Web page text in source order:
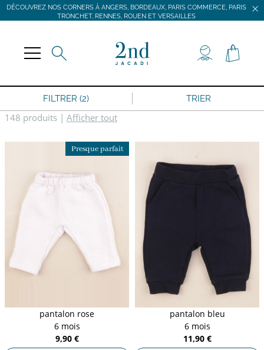
DÉCOUVREZ NOS CORNERS À ANGERS, BORDEAUX, PARIS COMMERCE, PARIS
TRONCHET, RENNES, ROUEN ET VERSAILLES
DÉCOUVREZ NOS CORNERS À ANGERS, BORDEAUX, PARIS COMMERCE, PARIS
TRONCHET, RENNES, ROUEN ET VERSAILLES
FILTRER (2) TRIER
148 produits | Afficher tout
Presque parfait
pantalon rose
6 mois
9,90 €
pantalon bleu
6 mois
11,90 €